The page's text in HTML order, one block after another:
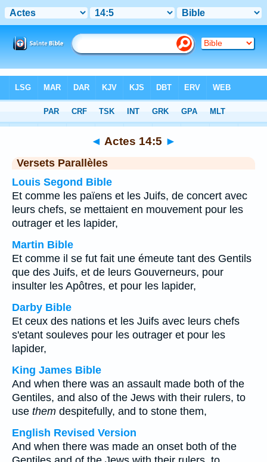
Chapitre 14> Verset 5
◄ Actes 14:5 ►
Versets Parallèles
Louis Segond Bible
Et comme les païens et les Juifs, de concert avec
leurs chefs, se mettaient en mouvement pour les
outrager et les lapider,
Martin Bible
Et comme il se fut fait une émeute tant des Gentils
que des Juifs, et de leurs Gouverneurs, pour
insulter les Apôtres, et pour les lapider,
Darby Bible
Et ceux des nations et les Juifs avec leurs chefs
s'etant souleves pour les outrager et pour les
lapider,
King James Bible
And when there was an assault made both of the
Gentiles, and also of the Jews with their rulers, to
use them despitefully, and to stone them,
English Revised Version
And when there was made an onset both of the